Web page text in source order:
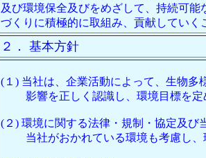
及び環境保全及びをめざして、持続可
づくりに積極的に取組み、貢献して
２． 基本方針
(１) 当社は、企業活動によって、生物
影響を正しく認識し、環境目標を定
(２) 環境に関する法律・規制・協定及
当社がおかれている環境も考慮し、